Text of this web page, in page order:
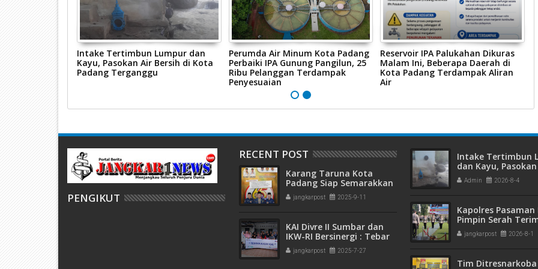
Intake Tertimbun Lumpur dan
Kayu, Pasokan Air Bersih di Kota
Padang Terganggu
Perumda Air Minum Kota Padang
Perbaiki IPA Gunung Pangilun, 25
Ribu Pelanggan Terdampak
Penyesuaian
Reservoir IPA Palukahan Dikuras
Malam Ini, Beberapa Daerah di
Kota Padang Terdampak Aliran
Air
PENGIKUT
RECENT POST
Karang Taruna Kota
Padang Siap Semarakkan
HUT ke-65 : Dari
Lapangan Hijau hingga
jangkarpost 2025-9-11
KAI Divre II Sumbar dan
IKW-RI Bersinergi : Tebar
Kepedulian Sosial Untuk
Panti Asuhan
jangkarpost 2025-7-27
Intake Tertimbun
dan Kayu,
Bersih di Kota
Terganggu
Admin 2026-8-4
Kapolres
Pimpin Serah
Jabatan PJU Polres
Kapolsek Sungai
jangkarpost 2026-8-1
Tim Ditresnarkoba